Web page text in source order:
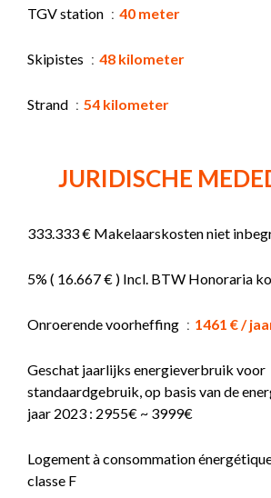
TGV station 40 meter
Skipistes 48 kilometer
Strand 54 kilometer
JURIDISCHE
333.333 € Makelaarskosten niet
5% ( 16.667 € ) Incl. BTW Honoraria
Onroerende voorheffing 1461 € /
Geschat jaarlijks energieverbruik voor
standaardgebruik, op basis van de
jaar 2023 : 2955€ ~ 3999€
Logement à consommation
classe F